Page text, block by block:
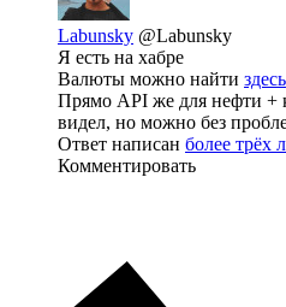
Labunsky @Labunsky
Я есть на хабре
Валюты можно найти здесь
Прямо API же для нефти +
видел, но можно без
Ответ написан более трёх
Комментировать